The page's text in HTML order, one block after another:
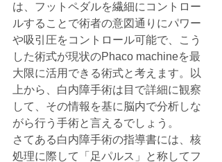
は、フットペダルを繊細にコントロー
ルすることで術者の意図通りにパワー
や吸引圧をコントロール可能で、こう
した術式が現状のPhaco machineを最
大限に活用できる術式と考えます。以
上から、白内障手術は目で詳細に観察
して、その情報を基に脳内で分析しな
がら行う手術と言えるでしょう。
さてある白内障手術の指導書には、核
処理に際して「足パルス」と称してフ